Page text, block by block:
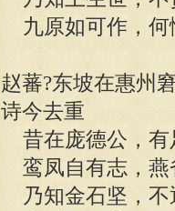
九原如可作，何
赵蕃?东坡在惠州
诗今去重
昔在庞德公，有
鸾凤自有志，燕
乃知金石坚，不